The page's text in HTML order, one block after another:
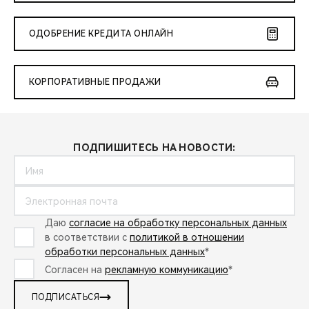
CHERY И СПОРТ
CHERY ДЛЯ ДЕТЕЙ
ОДОБРЕНИЕ КРЕДИТА ОНЛАЙН
КОРПОРАТИВНЫЕ ПРОДАЖИ
ПОДПИШИТЕСЬ НА НОВОСТИ:
Даю согласие на обработку персональных данных
в соответствии с политикой в отношении
обработки персональных данных*
Согласен на рекламную коммуникацию*
ПОДПИСАТЬСЯ